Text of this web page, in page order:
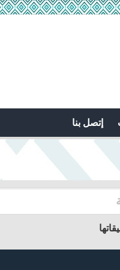
إتصل بنا